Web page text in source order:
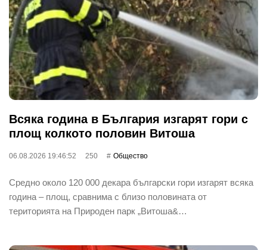
Всяка година в България изгарят гори с
площ колкото половин Витоша
06.08.2026 19:46:52 250 Общество
Средно около 120 000 декара български гори изгарят всяка
година – площ, сравнима с близо половината от
територията на Природен парк „Витоша&…